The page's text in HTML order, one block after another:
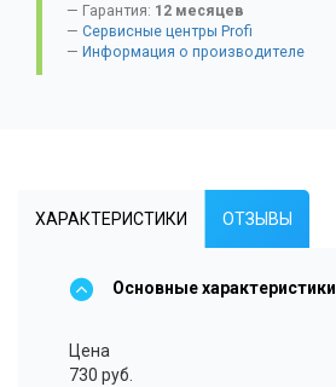
Гарантия: 12 месяцев
Сервисные центры Profi
Информация о производителе
ХАРАКТЕРИСТИКИ ОТЗЫВЫ
Основные характеристики
Цена
730 руб.